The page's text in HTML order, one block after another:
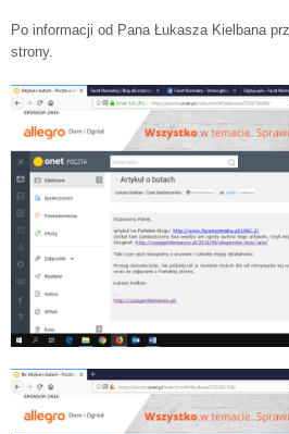
Po informacji od Pana Łukasza Kielbana
strony.